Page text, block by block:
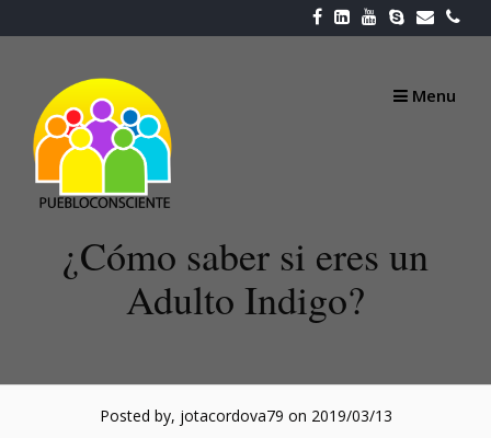
to
Menu
¿Cómo saber si eres un
Adulto Indigo?
Posted by, jotacordova79 on 2019/03/13